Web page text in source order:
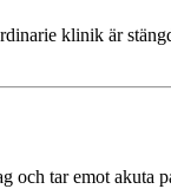
klinik är
tar emot akuta